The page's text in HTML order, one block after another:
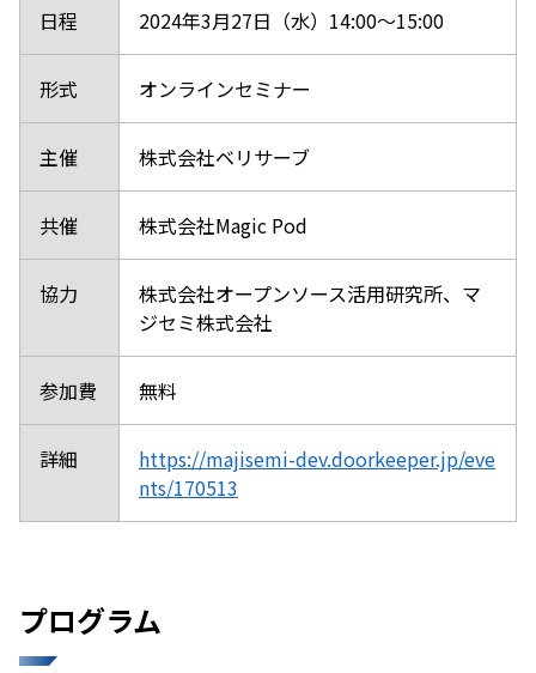
日程 2024年3月27日（水）14:00～15:00
形式 オンラインセミナー
主催 株式会社ベリサーブ
共催 株式会社Magic Pod
協力
株式会社オープンソース活用研究所、マ
ジセミ株式会社
参加費 無料
詳細
https://majisemi-dev.doorkeeper.jp/eve
nts/170513
プログラム